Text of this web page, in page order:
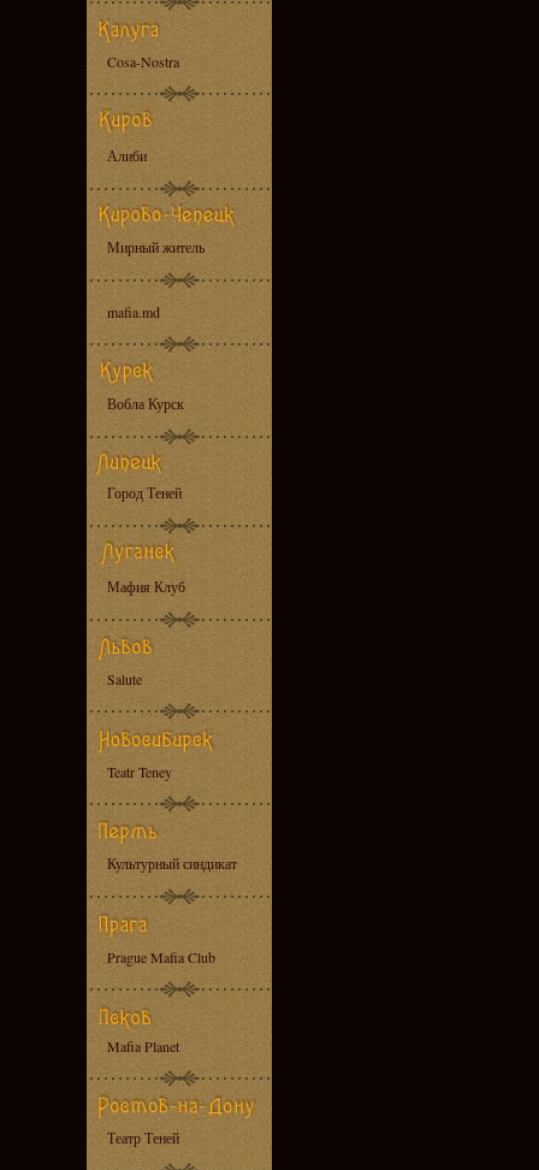
Cosa-Nostra
Алиби
Мирный житель
mafia.md
Вобла Курск
Город Теней
Мафия Клуб
Salute
Teatr Teney
Культурный синдикат
Prague Mafia Club
Mafia Planet
Театр Теней